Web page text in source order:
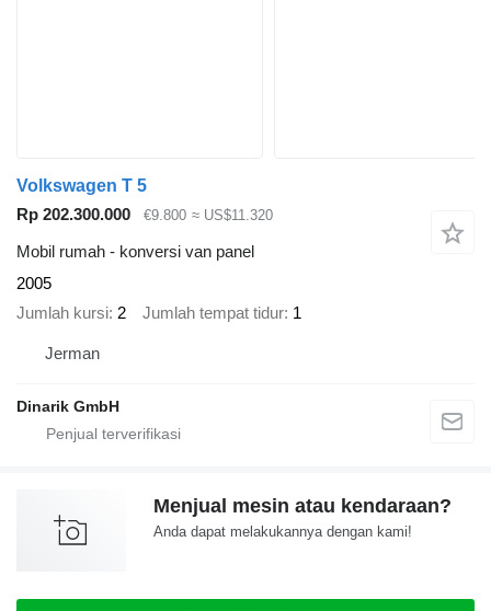
Volkswagen T 5
Rp 202.300.000
€9.800 ≈ US$11.320
Mobil rumah - konversi van panel
2005
Jumlah kursi 2 Jumlah tempat tidur 1
Jerman
Dinarik GmbH
Menjual mesin atau kendaraan?
Anda dapat melakukannya dengan kami!